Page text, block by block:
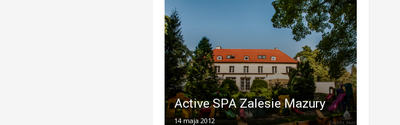
Active SPA Zalesie Mazury
14 maja 2012